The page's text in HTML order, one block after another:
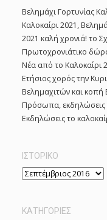
h
f
o
r
:
Βελημάχι Γορτυνίας
Καλοκαίρι 2021,
2021 καλή χρονιά! το
Πρωτοχρονιάτικο
Νέα από το Καλοκαίρι
Ετήσιος χορός την
Βελημαχιτών και κοπή
Πρόσωπα, εκδηλώσεις
Εκδηλώσεις το
ΙΣΤΟΡΙΚΌ
οKΑΤΗΓΟΡΊΕΣ